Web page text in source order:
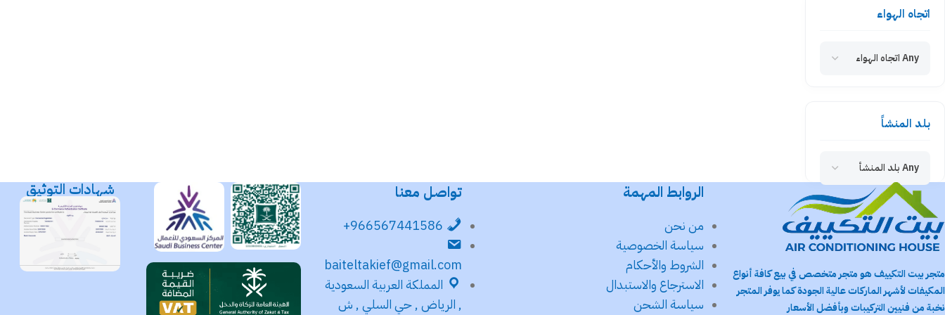
اتجاه الهواء
Any اتجاه الهواء
بلد المنشاً
Any بلد المنشأ
متجر بيت التكييف هو متجر متخصص في بيع كافة أنواع
المكيفات لأشهر الماركات عالية الجودة كما يوفر المتجر
نخبة من فنيين التركيبات وبأفضل الأسعار
الروابط المهمة
من نحن
سياسة الخصوصية
الشروط والأحكام
الاسترجاع والاستبدال
سياسة الشحن
تواصل معنا
966567441586+
baiteltakief@gmail.com
المملكة العربية السعودية
, الرياض , حي السلي , ش
شهادات التوثيق